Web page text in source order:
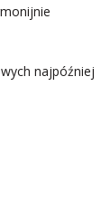
najpóźniej